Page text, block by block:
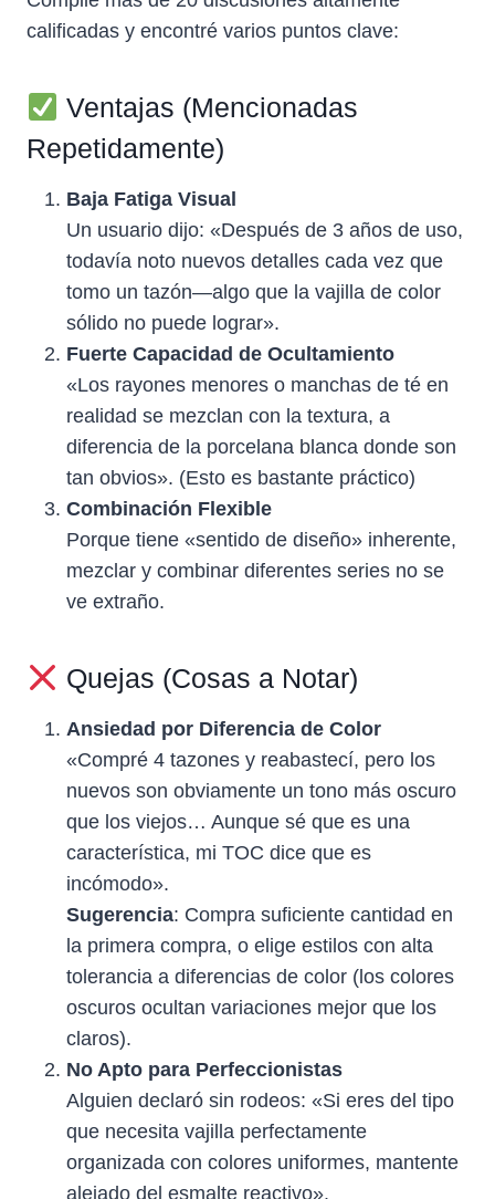
calificadas y encontré varios puntos clave:
Ventajas (Mencionadas
Repetidamente)
Baja Fatiga Visual
Un usuario dijo: «Después de 3 años de uso,
todavía noto nuevos detalles cada vez que
tomo un tazón—algo que la vajilla de color
sólido no puede lograr».
Fuerte Capacidad de Ocultamiento
«Los rayones menores o manchas de té en
realidad se mezclan con la textura, a
diferencia de la porcelana blanca donde son
tan obvios». (Esto es bastante práctico)
Combinación Flexible
Porque tiene «sentido de diseño» inherente,
mezclar y combinar diferentes series no se
ve extraño.
Quejas (Cosas a Notar)
Ansiedad por Diferencia de Color
«Compré 4 tazones y reabastecí, pero los
nuevos son obviamente un tono más oscuro
que los viejos… Aunque sé que es una
característica, mi TOC dice que es
incómodo».
Sugerencia: Compra suficiente cantidad en
la primera compra, o elige estilos con alta
tolerancia a diferencias de color (los colores
oscuros ocultan variaciones mejor que los
claros).
No Apto para Perfeccionistas
Alguien declaró sin rodeos: «Si eres del tipo
que necesita vajilla perfectamente
organizada con colores uniformes, mantente
alejado del esmalte reactivo».